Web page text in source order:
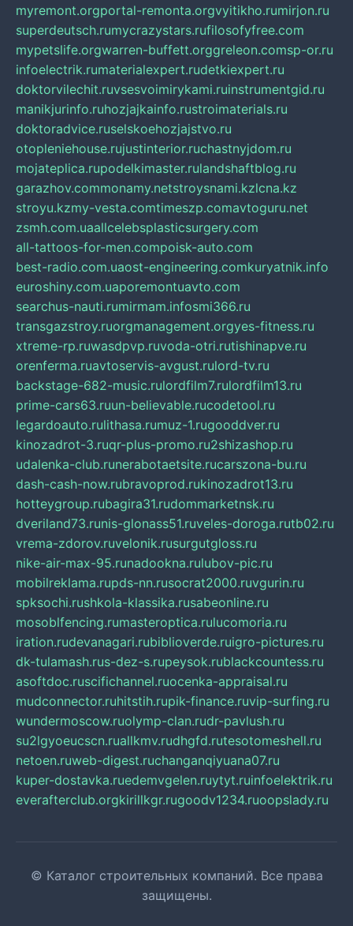
myremont.orgportal-remonta.orgvyitikho.rumirjon.ru
superdeutsch.rumycrazystars.rufilosofyfree.com
mypetslife.orgwarren-buffett.orggreleon.comsp-or.ru
infoelectrik.rumaterialexpert.rudetkiexpert.ru
doktorvilechit.ruvsesvoimirykami.ruinstrumentgid.ru
manikjurinfo.ruhozjajkainfo.rustroimaterials.ru
doktoradvice.ruselskoehozjajstvo.ru
otopleniehouse.rujustinterior.ruchastnyjdom.ru
mojateplica.rupodelkimaster.rulandshaftblog.ru
garazhov.commonamy.netstroysnami.kzlcna.kz
stroyu.kzmy-vesta.comtimeszp.comavtoguru.net
zsmh.com.uaallcelebsplasticsurgery.com
all-tattoos-for-men.compoisk-auto.com
best-radio.com.uaost-engineering.comkuryatnik.info
euroshiny.com.uaporemontuavto.com
searchus-nauti.rumirmam.infosmi366.ru
transgazstroy.ruorgmanagement.orgyes-fitness.ru
xtreme-rp.ruwasdpvp.ruvoda-otri.rutishinapve.ru
orenferma.ruavtoservis-avgust.rulord-tv.ru
backstage-682-music.rulordfilm7.rulordfilm13.ru
prime-cars63.ruun-believable.rucodetool.ru
legardoauto.rulithasa.rumuz-1.rugooddver.ru
kinozadrot-3.ruqr-plus-promo.ru2shizashop.ru
udalenka-club.runerabotaetsite.rucarszona-bu.ru
dash-cash-now.rubravoprod.rukinozadrot13.ru
hotteygroup.rubagira31.rudommarketnsk.ru
dveriland73.runis-glonass51.ruveles-doroga.rutb02.ru
vrema-zdorov.ruvelonik.rusurgutgloss.ru
nike-air-max-95.runadookna.rulubov-pic.ru
mobilreklama.rupds-nn.rusocrat2000.ruvgurin.ru
spksochi.rushkola-klassika.rusabeonline.ru
mosoblfencing.rumasteroptica.rulucomoria.ru
iration.rudevanagari.rubiblioverde.ruigro-pictures.ru
dk-tulamash.rus-dez-s.rupeysok.rublackcountess.ru
asoftdoc.ruscifichannel.ruocenka-appraisal.ru
mudconnector.ruhitstih.rupik-finance.ruvip-surfing.ru
wundermoscow.ruolymp-clan.rudr-pavlush.ru
su2lgyoeucscn.ruallkmv.rudhgfd.rutesotomeshell.ru
netoen.ruweb-digest.ruchanganqiyuana07.ru
kuper-dostavka.ruedemvgelen.ruytyt.ruinfoelektrik.ru
everafterclub.orgkirillkgr.rugoodv1234.ruoopslady.ru
© Каталог строительных компаний. Все права
защищены.